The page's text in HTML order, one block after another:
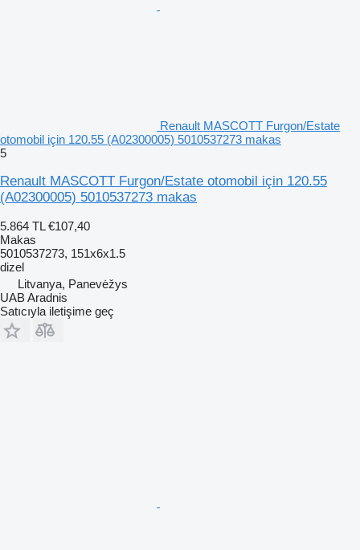
Renault MASCOTT Furgon/Estate
otomobil için 120.55 (A02300005) 5010537273 makas
5
Renault MASCOTT Furgon/Estate otomobil için 120.55
(A02300005) 5010537273 makas
5.864 TL €107,40
Makas
5010537273, 151x6x1.5
dizel
Litvanya, Panevėžys
UAB Aradnis
Satıcıyla iletişime geç